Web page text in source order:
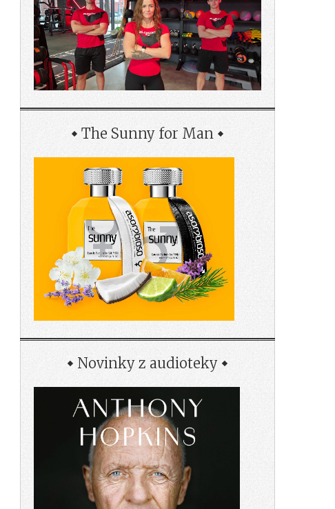
The Sunny for Man
Novinky z audioteky